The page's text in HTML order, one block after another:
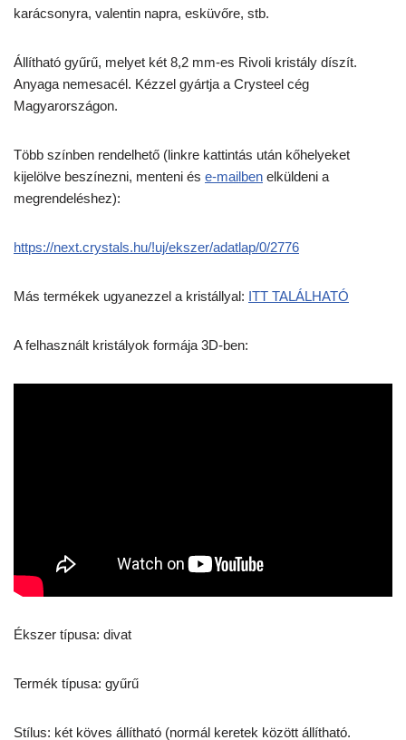
karácsonyra, valentin napra, esküvőre, stb.
Állítható gyűrű, melyet két 8,2 mm-es Rivoli kristály díszít.
Anyaga nemesacél. Kézzel gyártja a Crysteel cég
Magyarországon.
Több színben rendelhető (linkre kattintás után kőhelyeket
kijelölve beszínezni, menteni és e-mailben elküldeni a
megrendeléshez):
https://next.crystals.hu/!uj/ekszer/adatlap/0/2776
​Más termékek ugyanezzel a kristállyal: ITT TALÁLHATÓ
A felhasznált kristályok formája 3D-ben:
Ékszer típusa: divat
Termék típusa: gyűrű
Stílus: két köves állítható (normál keretek között állítható.